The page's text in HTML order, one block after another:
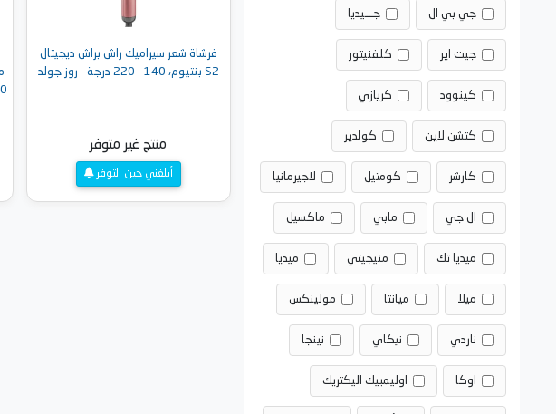
جي بي ال جـــيديا
جيت اير كلفنيتور
كينوود كريازي
كتشن لاين كولدير
كارشر كومتيل لاجيرمانيا
ال جي مابي ماكسيل
ميديا تك منيجيتي ميديا
ميلا ميانتا مولينكس
ناردي نيكاي نينجا
اوكا اوليمبيك اليكتريك
فرشاة شعر سيراميك راش براش ديجيتال
S2 بنتيوم، 140 - 220 درجة - روز جولد
منتج غير متوفر
أبلغني حين التوفر